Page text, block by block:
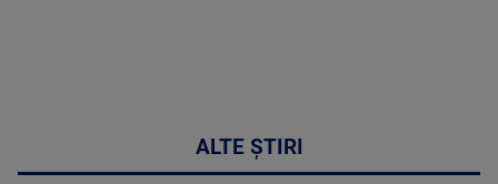
ALTE ȘTIRI